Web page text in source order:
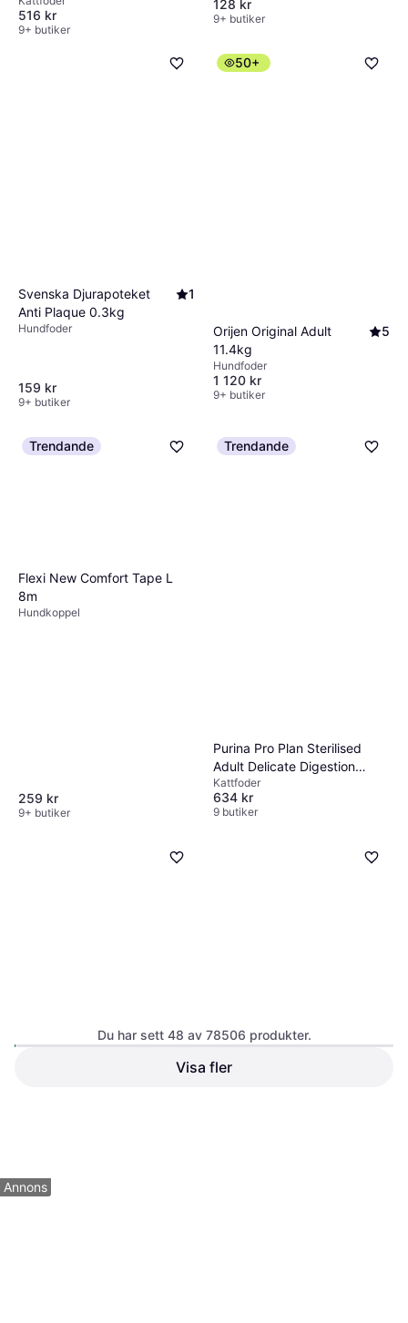
516 kr
9+ butiker
128 kr
9+ butiker
Svenska Djurapoteket
Anti Plaque 0.3kg
1
Hundfoder
159 kr
9+ butiker
50+
Orijen Original Adult
11.4kg
5
Hundfoder
1 120 kr
9+ butiker
Trendande
Flexi New Comfort Tape L
8m
Hundkoppel
259 kr
9+ butiker
Trendande
Purina Pro Plan Sterilised
Adult Delicate Digestion
Chicken 10kg
Kattfoder
634 kr
9 butiker
Pro Plan FortiFlora Probiotic
Du har sett 48 av 78506 produkter.
Visa fler
Annons